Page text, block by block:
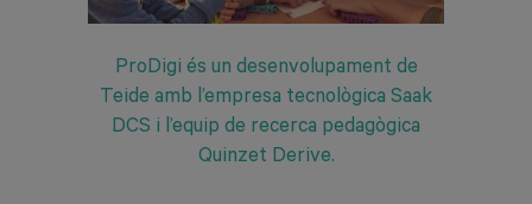
ProDigi és un desenvolupament de
Teide amb l’empresa tecnològica Saak
DCS i l’equip de recerca pedagògica
Quinzet Derive.